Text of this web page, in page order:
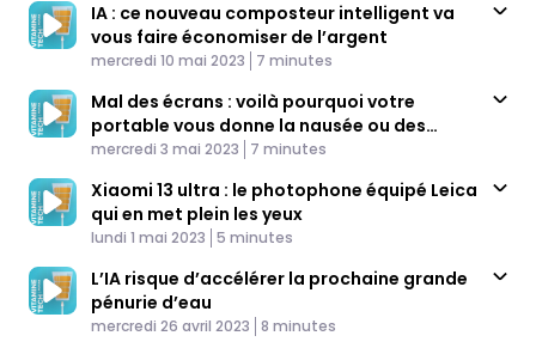
IA : ce nouveau composteur intelligent va
vous faire économiser de l’argent
Published At
mercredi 10 mai 2023 Time
7 minutes
Mal des écrans : voilà pourquoi votre
portable vous donne la nausée ou des
migraines
Published At
mercredi 3 mai 2023 Time
7 minutes
Xiaomi 13 ultra : le photophone équipé Leica
qui en met plein les yeux
Published At
lundi 1 mai 2023 Time
5 minutes
L’IA risque d’accélérer la prochaine grande
pénurie d’eau
Published At
mercredi 26 avril 2023 Time
8 minutes